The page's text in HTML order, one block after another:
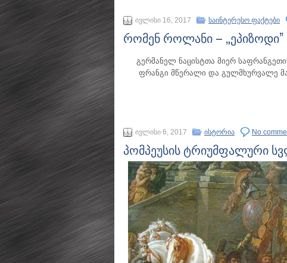
ივლისი 16, 2017 საინტერესო ფაქტები
რომენ როლანი – „ეპიზოდი”
გერმანელ ნაცისტთა მიერ
ფრანგი მწერალი და გულმხურვალე
ივლისი 6, 2017 ისტორია No
პომპეუსის ტრიუმფალური